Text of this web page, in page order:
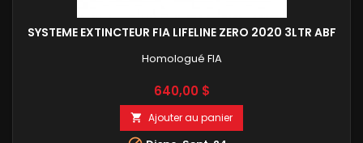
SYSTEME EXTINCTEUR FIA LIFELINE ZERO 2020 3LTR ABF
Homologué FIA
Prix
640,00 $
 Ajouter au panier